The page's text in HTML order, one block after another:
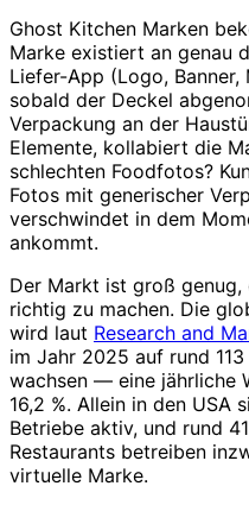
Ghost Kitchen Marken
Marke existiert an genau
Liefer-App (Logo,
sobald der Deckel
Verpackung an der
Elemente, kollabiert die
schlechten Foodfotos?
Fotos mit generischer
verschwindet in dem
ankommt.
Der Markt ist groß
richtig zu machen. Die
wird laut Research and
im Jahr 2025 auf rund
wachsen — eine jährliche
16,2 %. Allein in den USA
Betriebe aktiv, und rund
Restaurants betreiben
virtuelle Marke.